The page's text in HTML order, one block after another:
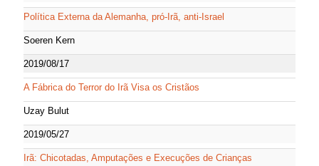
Política Externa da Alemanha, pró-Irã, anti-Israel
Soeren Kern
2019/08/17
A Fábrica do Terror do Irã Visa os Cristãos
Uzay Bulut
2019/05/27
Irã: Chicotadas, Amputações e Execuções de Crianças